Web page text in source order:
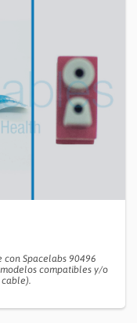
con Spacelabs 90496
compatibles y/o